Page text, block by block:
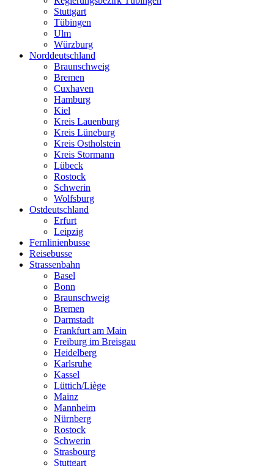
Stuttgart
Tübingen
Ulm
Würzburg
Norddeutschland
Braunschweig
Bremen
Cuxhaven
Hamburg
Kiel
Kreis Lauenburg
Kreis Lüneburg
Kreis Ostholstein
Kreis Stormann
Lübeck
Rostock
Schwerin
Wolfsburg
Ostdeutschland
Erfurt
Leipzig
Fernlinienbusse
Reisebusse
Strassenbahn
Basel
Bonn
Braunschweig
Bremen
Darmstadt
Frankfurt am Main
Freiburg im Breisgau
Heidelberg
Karlsruhe
Kassel
Lüttich/Liège
Mainz
Mannheim
Nürnberg
Rostock
Schwerin
Strasbourg
Stuttgart